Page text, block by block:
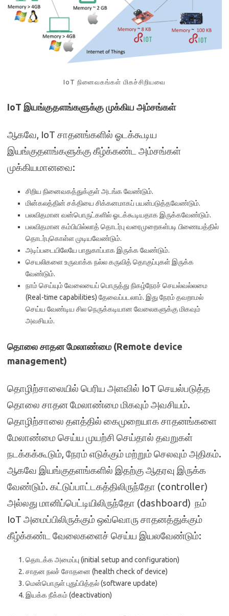
IoT நினைவகங்கள் மிகச்சிறியவை
IoT இயங்குதளங்களுக்கு முக்கிய அம்சங்கள்
ஆகவே, IoT சாதனங்களில் ஓடக்கூடிய
இயங்குதளங்களுக்கு கீழ்க்கண்ட அம்சங்கள்
முக்கியமானவை:
சிறிய நினைவகத்துக்குள் அடங்க வேண்டும்.
மின்கலத்தின் சக்தியை சிக்கனமாகப் பயன்படுத்தவேண்டும்.
பலவிதமான வன்பொருட்களில் ஓடக்கூடியதாக இருக்கவேண்டும்.
பலவிதமான கம்பியில்லாத் தொடர்பு வரைமுறைகள்படி பிணையத்தில்
தொடர்புகொள்ள முடியவேண்டும்.
அடிப்படையிலேயே பாதுகாப்பாக இருக்க வேண்டும்.
செயலிகளை உருவாக்க நல்ல கருவித் தொகுப்புகள் இருக்க
வேண்டும்.
நாம் செய்யும் வேலையைப் பொருத்து நிகழ்நேரச் செயல்வல்லமை
(Real-time capabilities) தேவைப்படலாம். இது நேரம் தவறாமல்
செய்ய வேண்டிய சில நெருக்கடியான வேலைகளுக்கு மிகவும்
அவசியம்.
தொலை சாதன மேலாண்மை (Remote device
management)
தொழிற்சாலையில் பெரிய அளவில் IoT செயல்படுத்த
தொலை சாதன மேலாண்மை மிகவும் அவசியம்.
தொழிற்சாலை தளத்தில் கைமுறையாக சாதனங்களை
மேலாண்மை செய்ய முயற்சி செய்தால் தவறுகள்
நடக்கக்கூடும், நேரம் எடுக்கும் மற்றும் செலவும் அதிகம்.
ஆகவே இயங்குதளங்களில் இதற்கு ஆதரவு இருக்க
வேண்டும். கட்டுப்பாட்டகத்திலிருந்தோ (controller)
அல்லது மானிப்பெட்டியிலிருந்தோ (dashboard) நம்
IoT அமைப்பிலிருக்கும் ஒவ்வொரு சாதனத்துக்கும்
கீழ்க்கண்ட வேலைகளைச் செய்ய இயலவேண்டும்:
தொடக்க அமைப்பு (initial setup and configuration)
சாதன நலச் சோதனை (health check of device)
மென்பொருள் புதுப்பித்தல் (software update)
இயக்க நீக்கம் (deactivation)